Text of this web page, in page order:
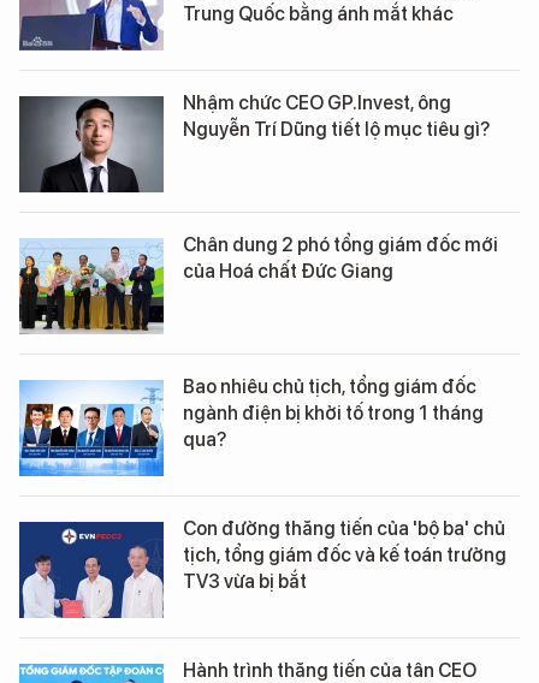
Trung Quốc bằng ánh mắt khác
Nhậm chức CEO GP.Invest, ông
Nguyễn Trí Dũng tiết lộ mục tiêu gì?
Chân dung 2 phó tổng giám đốc mới
của Hoá chất Đức Giang
Bao nhiêu chủ tịch, tổng giám đốc
ngành điện bị khởi tố trong 1 tháng
qua?
Con đường thăng tiến của 'bộ ba' chủ
tịch, tổng giám đốc và kế toán trưởng
TV3 vừa bị bắt
Hành trình thăng tiến của tân CEO